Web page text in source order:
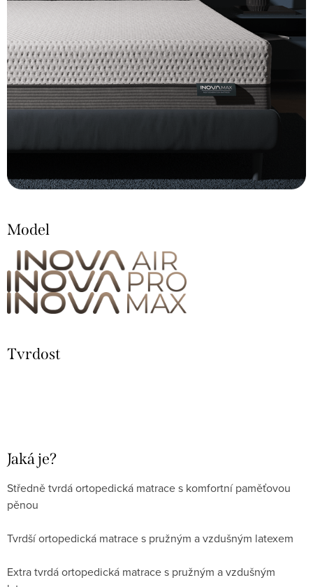
Model
Tvrdost
Jaká je?
Středně tvrdá ortopedická matrace s komfortní paměťovou
pěnou
Tvrdší ortopedická matrace s pružným a vzdušným latexem
Extra tvrdá ortopedická matrace s pružným a vzdušným